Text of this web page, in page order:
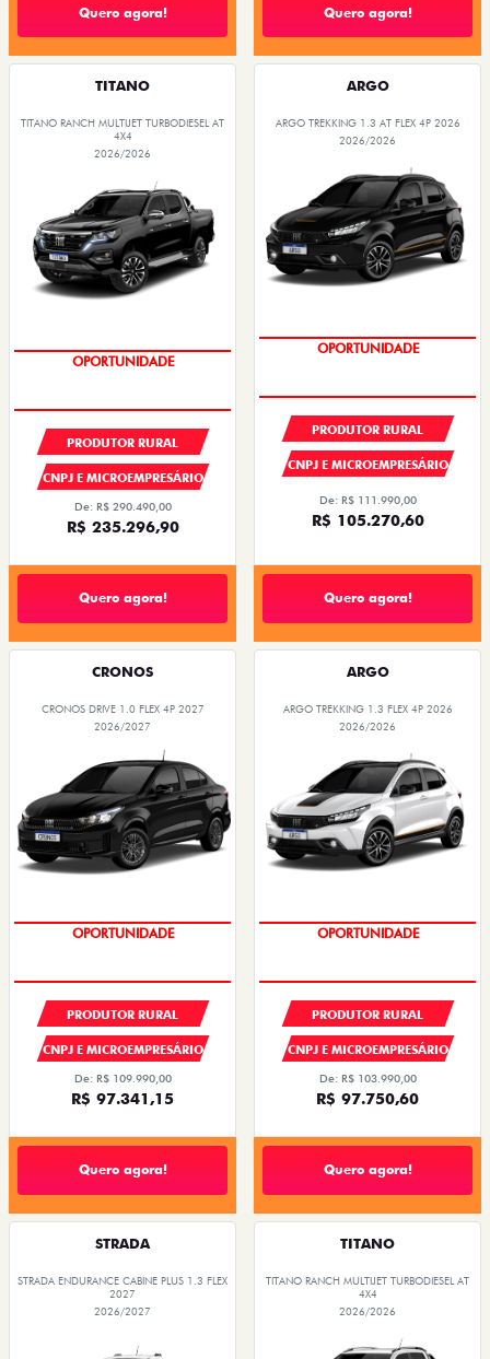
Quero agora! Quero agora!
TITANO
TITANO RANCH MULTIJET TURBODIESEL AT
4X4
2026/2026
CONDIÇÃO IMPERDÍVEL
PRODUTOR RURAL
CNPJ E MICROEMPRESÁRIO
De: R$ 290.490,00
R$ 235.296,90
Quero agora!
ARGO
ARGO TREKKING 1.3 AT FLEX 4P 2026
2026/2026
CONDIÇÃO IMPERDÍVEL
PRODUTOR RURAL
CNPJ E MICROEMPRESÁRIO
De: R$ 111.990,00
R$ 105.270,60
Quero agora!
CRONOS
CRONOS DRIVE 1.0 FLEX 4P 2027
2026/2027
OPORTUNIDADE
PRODUTOR RURAL
CNPJ E MICROEMPRESÁRIO
De: R$ 109.990,00
R$ 97.341,15
Quero agora!
ARGO
ARGO TREKKING 1.3 FLEX 4P 2026
2026/2026
CONDIÇÃO IMPERDÍVEL
PRODUTOR RURAL
CNPJ E MICROEMPRESÁRIO
De: R$ 103.990,00
R$ 97.750,60
Quero agora!
STRADA
STRADA ENDURANCE CABINE PLUS 1.3 FLEX
2027
2026/2027
TITANO
TITANO RANCH MULTIJET TURBODIESEL AT
4X4
2026/2026